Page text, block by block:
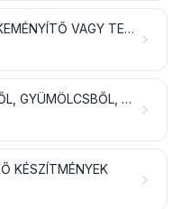
GABONA, LISZT, KEMÉNYÍTŐ VAGY TEJ FELHASZNÁLÁSÁVAL KÉSZÜLT TERMÉKEK; CUKRÁSZATI TERMÉKEK
ZÖLDSÉGFÉLÉKBŐL, GYÜMÖLCSBŐL, DIÓFÉLÉKBŐL VAGY MÁS NÖVÉNYRÉSZEKBŐL ELŐÁLLÍTOTT KÉSZÍTMÉNYEK
KÉSZÍTMÉNYEK